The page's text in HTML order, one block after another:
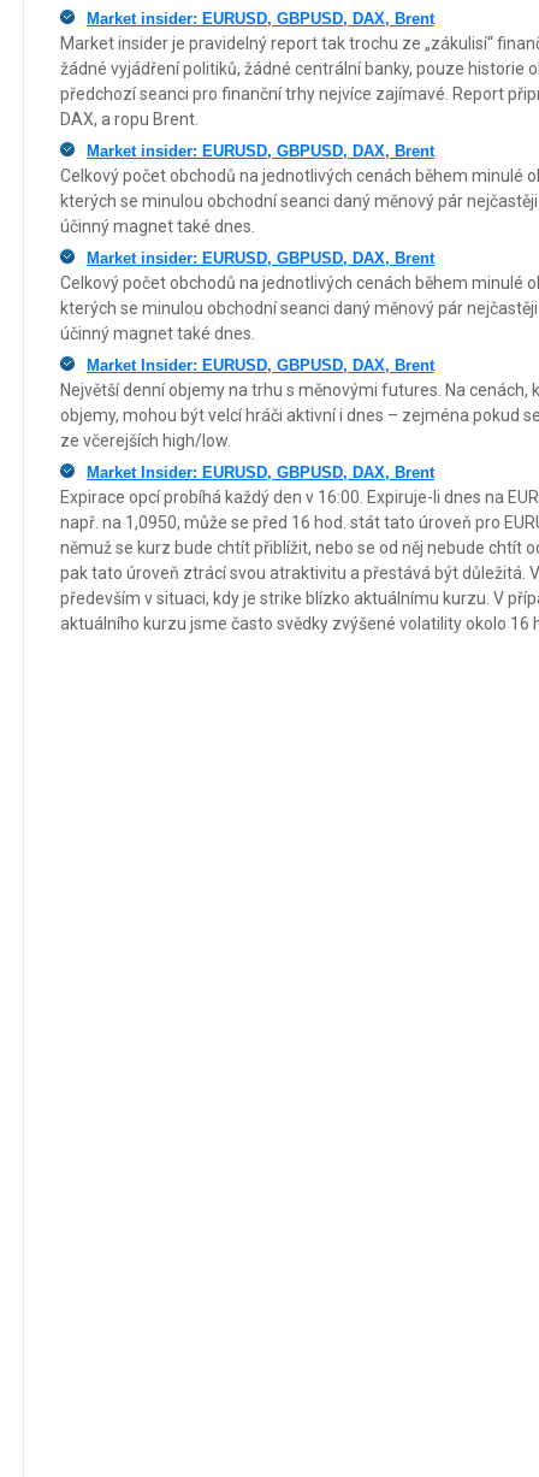
Market insider: EURUSD, GBPUSD, DAX, Brent
Market insider je pravidelný report tak trochu ze „zákulisí“
žádné vyjádření politiků, žádné centrální banky, pouze historie
předchozí seanci pro finanční trhy nejvíce zajímavé. Report
DAX, a ropu Brent.
Market insider: EURUSD, GBPUSD, DAX, Brent
Celkový počet obchodů na jednotlivých cenách během minulé
kterých se minulou obchodní seanci daný měnový pár
účinný magnet také dnes.
Market insider: EURUSD, GBPUSD, DAX, Brent
Celkový počet obchodů na jednotlivých cenách během minulé
kterých se minulou obchodní seanci daný měnový pár
účinný magnet také dnes.
Market Insider: EURUSD, GBPUSD, DAX, Brent
Největší denní objemy na trhu s měnovými futures. Na cenách,
objemy, mohou být velcí hráči aktivní i dnes – zejména pokud
ze včerejších high/low.
Market Insider: EURUSD, GBPUSD, DAX, Brent
Expirace opcí probíhá každý den v 16:00. Expiruje-li dnes na
např. na 1,0950, může se před 16 hod. stát tato úroveň pro
němuž se kurz bude chtít přiblížit, nebo se od něj nebude chtít
pak tato úroveň ztrácí svou atraktivitu a přestává být důležitá.
především v situaci, kdy je strike blízko aktuálnímu kurzu. V
aktuálního kurzu jsme často svědky zvýšené volatility okolo 16